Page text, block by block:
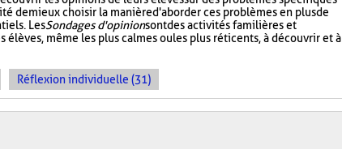
de mieux choisir la manière d'aborder ces problèmes en plus de
LesSondages d'opinionsont des activités familières et
élèves, même les plus calmes ou les plus réticents, à découvrir et à
Réflexion individuelle (31)